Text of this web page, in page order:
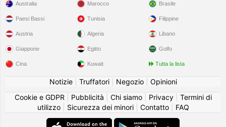
Australia
Paesi Bassi
Austria
Giappone
Cina
Marocco
Tunisia
Algeria
Egitto
Kuwait
Brasile
Filippine
Libano
Golfo
Tutta la lista
Notizie| Truffatori| Negozio| Opinioni
Cookie e GDPR
Pubblicità Chi siamo| Privacy| Termini di
utilizzo| Sicurezza dei minori| Contatto| FAQ